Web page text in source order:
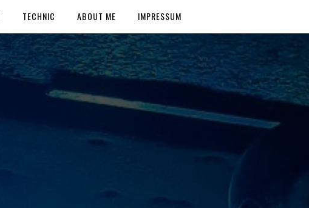
TECHNIC ABOUT ME IMPRESSUM